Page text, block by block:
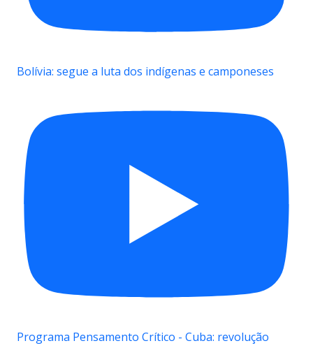
Bolívia: segue a luta dos indígenas e camponeses
Programa Pensamento Crítico - Cuba: revolução